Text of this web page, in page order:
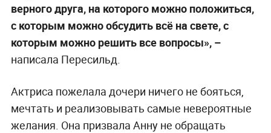
верного друга, на которого можно положиться,
с которым можно обсудить всё на свете, с
которым можно решить все вопросы», –
написала Пересильд.
Актриса пожелала дочери ничего не бояться,
мечтать и реализовывать самые невероятные
желания. Она призвала Анну не обращать